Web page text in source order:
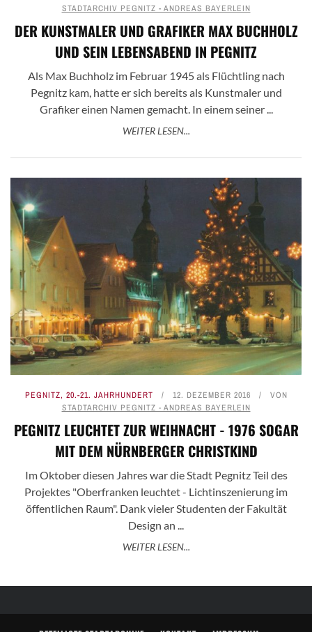
STADTARCHIV PEGNITZ - ANDREAS BAYERLEIN
DER KUNSTMALER UND GRAFIKER MAX BUCHHOLZ
UND SEIN LEBENSABEND IN PEGNITZ
Als Max Buchholz im Februar 1945 als Flüchtling nach
Pegnitz kam, hatte er sich bereits als Kunstmaler und
Grafiker einen Namen gemacht. In einem seiner ...
WEITER LESEN...
PEGNITZ, 20.-21. JAHRHUNDERT 12. DEZEMBER 2016
VON
STADTARCHIV PEGNITZ - ANDREAS BAYERLEIN
PEGNITZ LEUCHTET ZUR WEIHNACHT - 1976 SOGAR
MIT DEM NÜRNBERGER CHRISTKIND
Im Oktober diesen Jahres war die Stadt Pegnitz Teil des
Projektes "Oberfranken leuchtet - Lichtinszenierung im
öffentlichen Raum". Dank vieler Studenten der Fakultät
Design an ...
WEITER LESEN...